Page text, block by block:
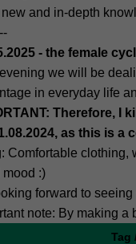
new and in-depth
- the female
we will be
in everyday life
Therefore,
as this is a
Comfortable clothing,
mood :)
forward to seeing
note: By making
Tag